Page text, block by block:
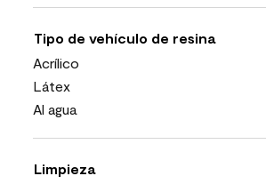
Tipo de vehículo de resina
Acrílico
Látex
Al agua
Limpieza